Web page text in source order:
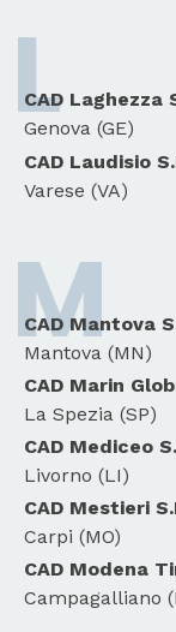
L
CAD Laghezza
Genova (GE)
CAD Laudisio
Varese (VA)
M
CAD Mantova
Mantova (MN)
CAD Marin
La Spezia (SP)
CAD Mediceo
Livorno (LI)
CAD Mestieri
Carpi (MO)
CAD Modena
Campagalliano